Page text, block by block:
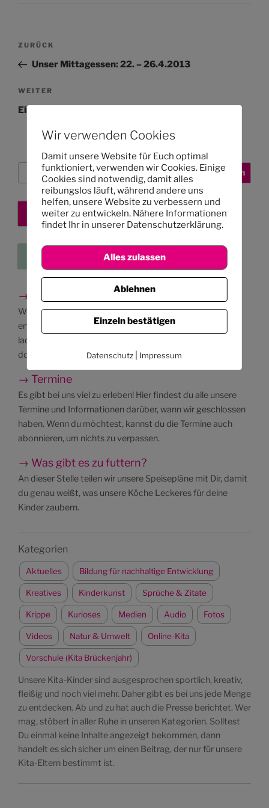
Beitragsnavigation
Vorheriger
Beitrag
ZURÜCK
Unser Mittagessen: 22. – 26.4.2013
Nächster
Beitrag
WEITER
Ein riesiges Dankeschön an die Organisatoren!
Suchen Suchen
Kita-Platz sichern
Eure Kleinanzeigen
→ Besichtigungen
Wenn du mehr über unser pädagogisches Konzept
erfahren und unsere Kita in Ruhe besichtigen möchtest,
laden wir dich herzlich zu einer Kita-Führung ein. Schau
doch bitte, ob ein passender Termin für dich dabei ist.
→ Termine
Es gibt bei uns viel zu erleben! Hier findest du alle unsere
Termine und Informationen darüber, wann wir geschlossen
haben. Wenn du möchtest, kannst du die Termine auch
abonnieren, um nichts zu verpassen.
→ Was gibt es zu futtern?
An dieser Stelle teilen wir unsere Speisepläne mit Dir, damit
du genau weißt, was unsere Köche Leckeres für deine
Kinder zaubern.
Kategorien
Aktuelles Bildung für nachhaltige Entwicklung
Kreatives Kinderkunst Sprüche & Zitate
Krippe Kurioses Medien Audio Fotos
Videos Natur & Umwelt Online-Kita
Vorschule (Kita Brückenjahr)
Unsere Kita-Kinder sind ausgesprochen sportlich, kreativ,
fleißig und noch viel mehr. Daher gibt es bei uns jede Menge
zu entdecken. Ab und zu hat auch die Presse berichtet. Wer
mag, stöbert in aller Ruhe in unseren Kategorien. Solltest
Du einmal keine Inhalte angezeigt bekommen, dann
handelt es sich sicher um einen Beitrag, der nur für unsere
Kita-Eltern bestimmt ist.
Wir verwenden Cookies
Damit unsere Website für Euch optimal
funktioniert, verwenden wir Cookies. Einige
Cookies sind notwendig, damit alles
reibungslos läuft, während andere uns
helfen, unsere Website zu verbessern und
weiter zu entwickeln. Nähere Informationen
findet Ihr in unserer Datenschutzerklärung.
Alles zulassen
Ablehnen
Einzeln bestätigen
Datenschutz Impressum